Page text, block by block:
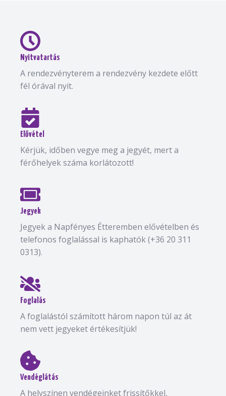
Nyitvatartás
A rendezvényterem a rendezvény kezdete előtt
fél órával nyit.
Elővétel
Kérjük, időben vegye meg a jegyét, mert a
férőhelyek száma korlátozott!
Jegyek
Jegyek a Napfényes Étteremben elővételben és
telefonos foglalással is kaphatók (+36 20 311
0313).
Foglalás
A foglalástól számított három napon túl az át
nem vett jegyeket értékesítjük!
Vendéglátás
A helyszínen vendégeinket frissítőkkel,